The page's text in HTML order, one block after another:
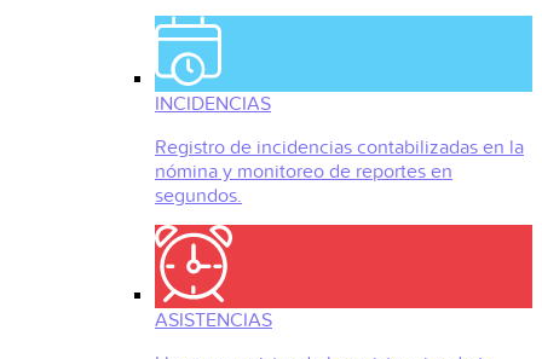
INCIDENCIAS
Registro de incidencias contabilizadas en la
nómina y monitoreo de reportes en
segundos.
ASISTENCIAS